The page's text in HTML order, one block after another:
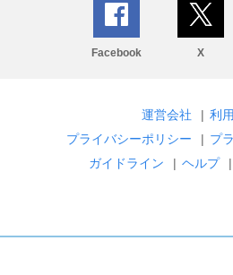
Facebook X
運営会社 | 利
プライバシーポリシー
| プ
ガイドライン
| ヘルプ |